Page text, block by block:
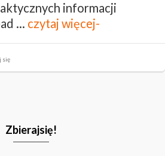
informacji
… czytaj więcej-
się
Zbierajsię!